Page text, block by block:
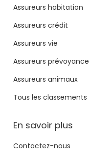
Assureurs habitation
Assureurs crédit
Assureurs vie
Assureurs prévoyance
Assureurs animaux
Tous les classements
En savoir plus
Contactez-nous